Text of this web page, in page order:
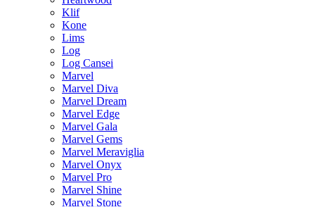
Klif
Kone
Lims
Log
Log Cansei
Marvel
Marvel Diva
Marvel Dream
Marvel Edge
Marvel Gala
Marvel Gems
Marvel Meraviglia
Marvel Onyx
Marvel Pro
Marvel Shine
Marvel Stone